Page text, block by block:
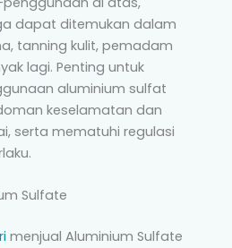
dapat ditemukan dalam
tanning kulit, pemadam
lagi. Penting untuk
aluminium sulfat
keselamatan dan
serta mematuhi regulasi
Sulfate
menjual Aluminium Sulfate